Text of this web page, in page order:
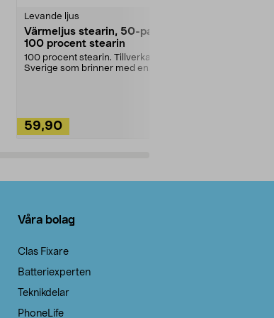
Levande ljus
Värmeljus stearin, 50-pack,
100 procent stearin
100 procent stearin. Tillverkade i
Sverige som brinner med en
59,90
Våra bolag
Clas Fixare
Batteriexperten
Teknikdelar
PhoneLife